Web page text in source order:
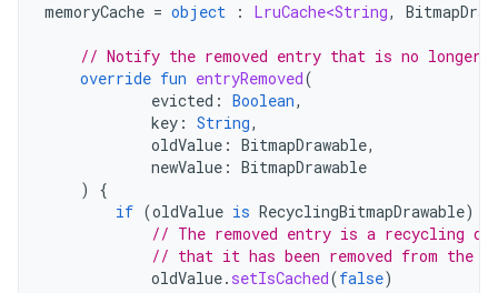
memoryCache = object : LruCache<String,
// Notify the removed entry that is no longer
override fun entryRemoved(
evicted : Boolean,
key : String,
oldValue : BitmapDrawable,
newValue : BitmapDrawable
)
{
if (oldValue is RecyclingBitmapDrawable)
// The removed entry is a recycling
// that it has been removed from the
oldValue. setIsCached(false)